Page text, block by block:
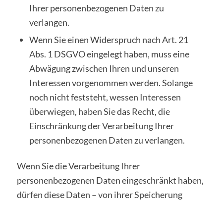
Ihrer personenbezogenen Daten zu
verlangen.
Wenn Sie einen Widerspruch nach Art. 21
Abs. 1 DSGVO eingelegt haben, muss eine
Abwägung zwischen Ihren und unseren
Interessen vorgenommen werden. Solange
noch nicht feststeht, wessen Interessen
überwiegen, haben Sie das Recht, die
Einschränkung der Verarbeitung Ihrer
personenbezogenen Daten zu verlangen.
Wenn Sie die Verarbeitung Ihrer
personenbezogenen Daten eingeschränkt haben,
dürfen diese Daten – von ihrer Speicherung